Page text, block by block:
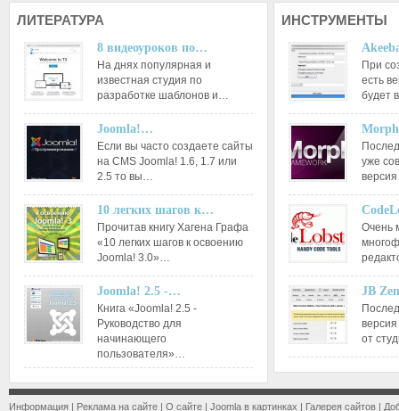
ЛИТЕРАТУРА
8 видеоуроков по…
На днях популярная и
известная студия по
разработке шаблонов и…
Joomla!…
Если вы часто создаете сайты
на CMS Joomla! 1.6, 1.7 или
2.5 то вы…
10 легких шагов к…
Прочитав книгу Хагена Графа
«10 легких шагов к освоению
Joomla! 3.0»…
Joomla! 2.5 -…
Книга «Joomla! 2.5 -
Руководство для
начинающего
пользователя»…
ИНСТРУМЕНТЫ
При
есть
будет
уже
Очень
JB
от
Информация | Реклама на сайте | О сайте | Joomla в картинках | Галерея сайтов |